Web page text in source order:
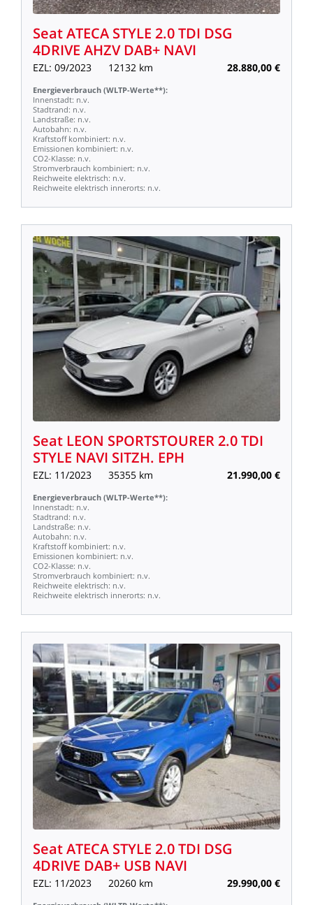
SeatATECA STYLE 2.0TDI DSG
4DRIVE AHZV DAB+ NAVI
EZL: 09/2023 12132 km 28.880,00 €
Energieverbrauch (WLTP-Werte**):
Innenstadt: n.v.
Stadtrand: n.v.
Landstraße: n.v.
Autobahn: n.v.
Kraftstoff kombiniert: n.v.
Emissionen kombiniert: n.v.
CO2-Klasse: n.v.
Stromverbrauch kombiniert: n.v.
Reichweite elektrisch: n.v.
Reichweite elektrisch innerorts: n.v.
Seat LEON SPORTSTOURER2.0TDI
STYLE NAVI SITZH. EPH
EZL: 11/2023 35355 km 21.990,00 €
Energieverbrauch (WLTP-Werte**):
Innenstadt: n.v.
Stadtrand: n.v.
Landstraße: n.v.
Autobahn: n.v.
Kraftstoff kombiniert: n.v.
Emissionen kombiniert: n.v.
CO2-Klasse: n.v.
Stromverbrauch kombiniert: n.v.
Reichweite elektrisch: n.v.
Reichweite elektrisch innerorts: n.v.
SeatATECA STYLE 2.0TDI DSG
4DRIVE DAB+ USB NAVI
EZL: 11/2023 20260 km 29.990,00 €